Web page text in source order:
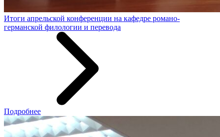
Итоги апрельской конференции на кафедре романо-
германской филологии и перевода
Подробнее